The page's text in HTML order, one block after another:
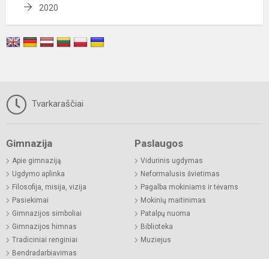
2020
Tvarkaraščiai
Gimnazija
Apie gimnaziją
Ugdymo aplinka
Filosofija, misija, vizija
Pasiekimai
Gimnazijos simboliai
Gimnazijos himnas
Tradiciniai renginiai
Bendradarbiavimas
Paslaugos
Vidurinis ugdymas
Neformalusis švietimas
Pagalba mokiniams ir tėvams
Mokinių maitinimas
Patalpų nuoma
Biblioteka
Muziejus